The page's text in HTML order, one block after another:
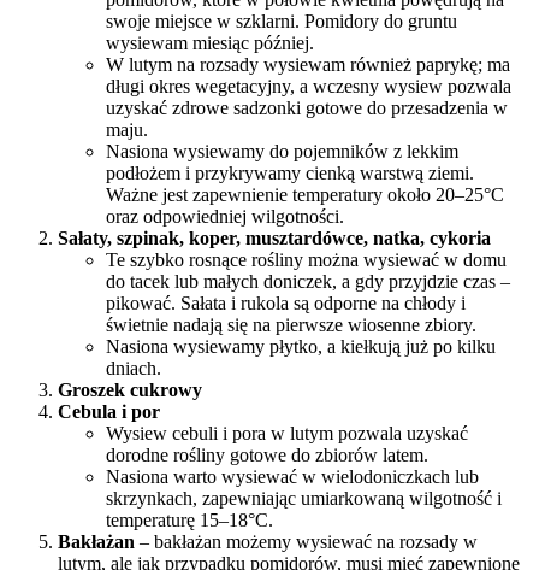
swoje miejsce w szklarni. Pomidory do gruntu
wysiewam miesiąc później.
W lutym na rozsady wysiewam również paprykę; ma
długi okres wegetacyjny, a wczesny wysiew pozwala
uzyskać zdrowe sadzonki gotowe do przesadzenia w
maju.
Nasiona wysiewamy do pojemników z lekkim
podłożem i przykrywamy cienką warstwą ziemi.
Ważne jest zapewnienie temperatury około 20–25°C
oraz odpowiedniej wilgotności.
Sałaty, szpinak, koper, musztardówce, natka, cykoria
Te szybko rosnące rośliny można wysiewać w domu
do tacek lub małych doniczek, a gdy przyjdzie czas –
pikować. Sałata i rukola są odporne na chłody i
świetnie nadają się na pierwsze wiosenne zbiory.
Nasiona wysiewamy płytko, a kiełkują już po kilku
dniach.
Groszek cukrowy
Cebula i por
Wysiew cebuli i pora w lutym pozwala uzyskać
dorodne rośliny gotowe do zbiorów latem.
Nasiona warto wysiewać w wielodoniczkach lub
skrzynkach, zapewniając umiarkowaną wilgotność i
temperaturę 15–18°C.
Bakłażan – bakłażan możemy wysiewać na rozsady w
lutym, ale jak przypadku pomidorów, musi mieć zapewnione